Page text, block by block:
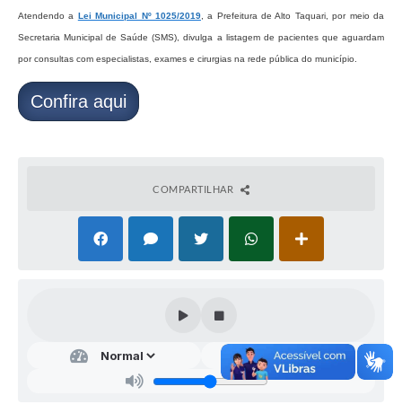
Atendendo a Lei Municipal Nº 1025/2019, a Prefeitura de Alto Taquari, por meio da
Secretaria Municipal de Saúde (SMS), divulga a listagem de pacientes que aguardam
por consultas com especialistas, exames e cirurgias na rede pública do município.
Confira aqui
COMPARTILHAR